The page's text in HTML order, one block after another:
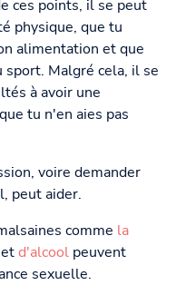
ces points, il se peut
physique, que tu
alimentation et que
Malgré cela, il se
à avoir une
tu n'en aies pas
voire demander
peut aider.
comme la
etd'alcool peuvent
sexuelle.